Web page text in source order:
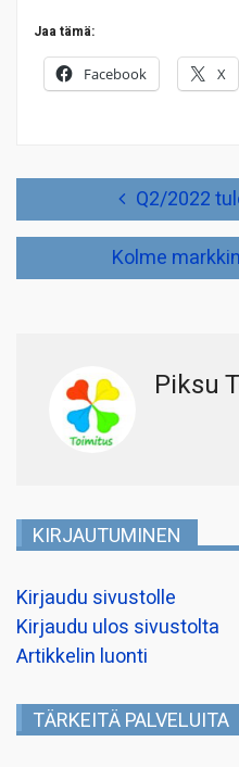
Jaa tämä:
Facebook X
Q2/2022
Kolme
Piksu
KIRJAUTUMINEN
Kirjaudu sivustolle
Kirjaudu ulos sivustolta
Artikkelin luonti
TÄRKEITÄ PALVELUITA